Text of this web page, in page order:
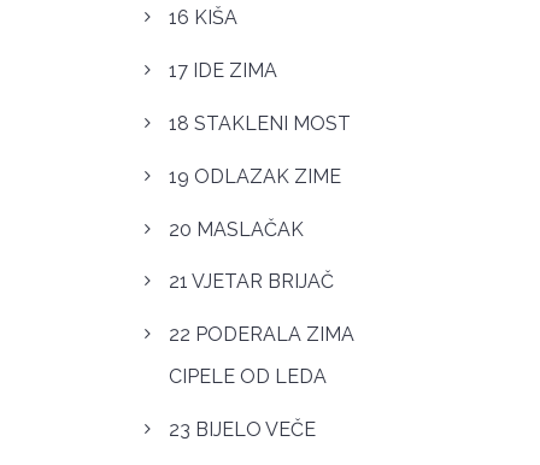
16 KIŠA
17 IDE ZIMA
18 STAKLENI MOST
19 ODLAZAK ZIME
20 MASLAČAK
21 VJETAR BRIJAČ
22 PODERALA ZIMA
CIPELE OD LEDA
23 BIJELO VEČE